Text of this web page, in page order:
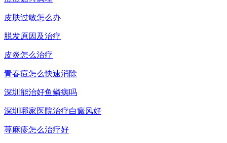
皮肤过敏怎么办
脱发原因及治疗
皮炎怎么治疗
青春痘怎么快速消除
深圳能治好鱼鳞病吗
深圳哪家医院治疗白癜风好
荨麻疹怎么治疗好